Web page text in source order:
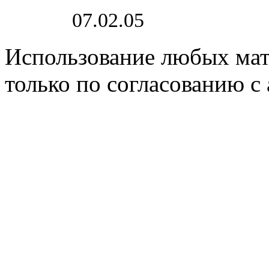
07.02.05
Использование любых
только по согласованию